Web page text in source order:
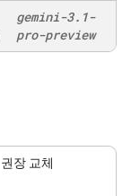
gemini-3. 1-
pro-preview
권장 교체